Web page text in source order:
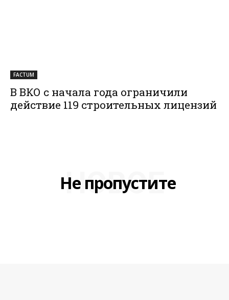
FACTUM
В ВКО с начала года ограничили
действие 119 строительных лицензий
Не пропустите
НОВОЕ